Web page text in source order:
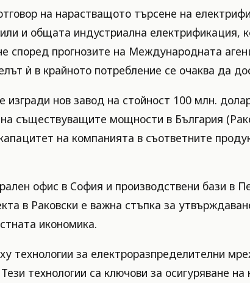
на нарастващото търсене на
и общата индустриална електрификация,
според прогнозите на Международната
ѝ в крайното потребление се очаква да
изгради нов завод на стойност 100 млн.
съществуващите мощности в България
на компанията в съответните
офис в София и производствени бази в
в Раковски е важна стъпка за
икономика.
технологии за електроразпределителни
технологии са ключови за осигуряване